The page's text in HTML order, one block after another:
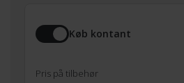
Køb kontant
Pris på tilbehør